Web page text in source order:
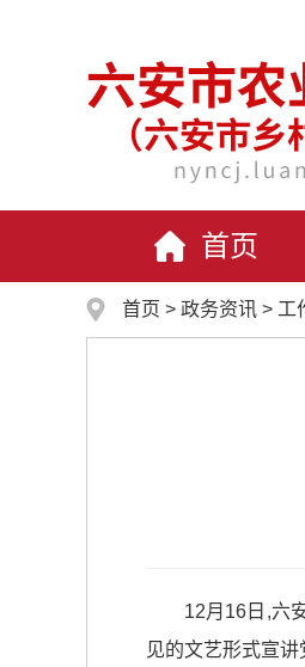
首页
首页 > 政务资讯 > 工
12月16日,六
见的文艺形式宣讲